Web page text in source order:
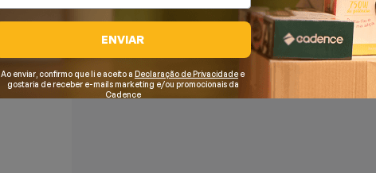
ENVIAR
Ao enviar, confirmo que li e aceito a Declaração de Privacidade e
gostaria de receber e-mails marketing e/ou promocionais da
Cadence